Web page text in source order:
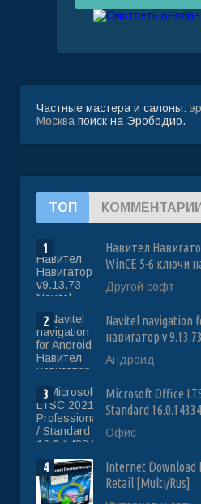
Частные мастера и салоны:
Москва поиск на Эрободио.
ТОП КОММЕНТАРИИ
1
Навител
WinCE 5-6 ключи
Другой софт
2
Navitel navigation
навигатор v
Андроид
3
Microsoft Office
Standard
Офис
4
Internet Download
Retail [Multi/Rus]